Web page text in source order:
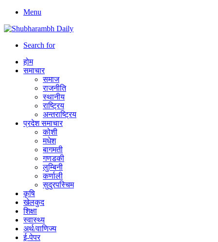
Menu
Search for
होम
समाचार
समाज
राजनीति
स्थानीय
राष्ट्रिय
अन्तराष्ट्रिय
प्रदेश समाचार
कोशी
मधेश
बागमती
गणडकी
लुम्बिनी
कर्णाली
सुदुरपस्चिम
कृषि
खेलकुद
शिक्षा
स्वास्थ्य
अर्थ/वाणिज्य
ई-पेपर